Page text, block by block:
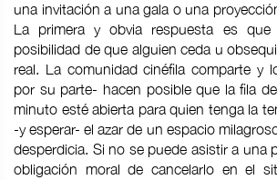
una invitación a una gala o una
La primera y obvia respuesta es
posibilidad de que alguien ceda u
real. La comunidad cinéfila comparte y
por su parte- hacen posible que la fila
minuto esté abierta para quien tenga la
-y esperar- el azar de un espacio
desperdicia. Si no se puede asistir a una
obligación moral de cancelarlo en el